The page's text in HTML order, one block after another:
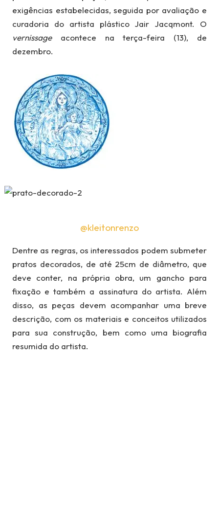
exigências estabelecidas, seguida por avaliação e
curadoria do artista plástico Jair Jacqmont. O
vernissage acontece na terça-feira (13), de
dezembro.
@kleitonrenzo
Dentre as regras, os interessados podem submeter
pratos decorados, de até 25cm de diâmetro, que
deve conter, na própria obra, um gancho para
fixação e também a assinatura do artista. Além
disso, as peças devem acompanhar uma breve
descrição, com os materiais e conceitos utilizados
para sua construção, bem como uma biografia
resumida do artista.